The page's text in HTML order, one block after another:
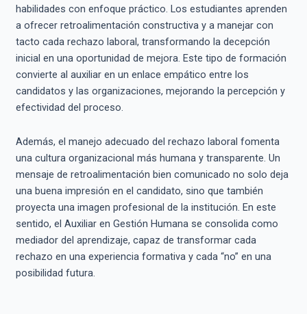
habilidades con enfoque práctico. Los estudiantes aprenden
a ofrecer retroalimentación constructiva y a manejar con
tacto cada rechazo laboral, transformando la decepción
inicial en una oportunidad de mejora. Este tipo de formación
convierte al auxiliar en un enlace empático entre los
candidatos y las organizaciones, mejorando la percepción y
efectividad del proceso.
Además, el manejo adecuado del rechazo laboral fomenta
una cultura organizacional más humana y transparente. Un
mensaje de retroalimentación bien comunicado no solo deja
una buena impresión en el candidato, sino que también
proyecta una imagen profesional de la institución. En este
sentido, el Auxiliar en Gestión Humana se consolida como
mediador del aprendizaje, capaz de transformar cada
rechazo en una experiencia formativa y cada “no” en una
posibilidad futura.